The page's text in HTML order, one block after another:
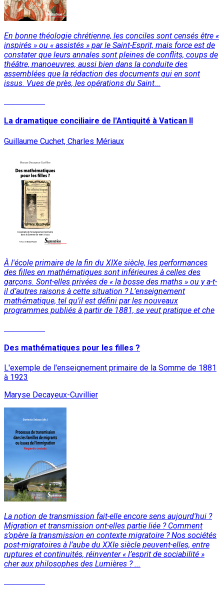
En bonne théologie chrétienne, les conciles sont censés être «
inspirés » ou « assistés » par le Saint-Esprit, mais force est de
constater que leurs annales sont pleines de conflits, coups de
théâtre, manoeuvres, aussi bien dans la conduite des
assemblées que la rédaction des documents qui en sont
issus. Vues de près, les opérations du Saint...
La dramatique conciliaire de l'Antiquité à Vatican II
Guillaume Cuchet, Charles Mériaux
À l'école primaire de la fin du XIXe siècle, les performances
des filles en mathématiques sont inférieures à celles des
garçons. Sont-elles privées de « la bosse des maths » ou y a-t-
il d’autres raisons à cette situation ? L’enseignement
mathématique, tel qu’il est défini par les nouveaux
programmes publiés à partir de 1881, se veut pratique et che
Des mathématiques pour les filles ?
L'exemple de l'enseignement primaire de la Somme de 1881
à 1923
Maryse Decayeux-Cuvillier
La notion de transmission fait-elle encore sens aujourd'hui ?
Migration et transmission ont-elles partie liée ? Comment
s’opère la transmission en contexte migratoire ? Nos sociétés
post-migratoires à l’aube du XXIe siècle peuvent-elles, entre
ruptures et continuités, réinventer « l’esprit de sociabilité »
cher aux philosophes des Lumières ? ...